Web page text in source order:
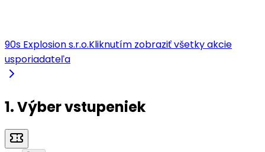
90s Explosion s.r.o.Kliknutím zobraziť všetky akcie
usporiadateľa
1. Výber vstupeniek